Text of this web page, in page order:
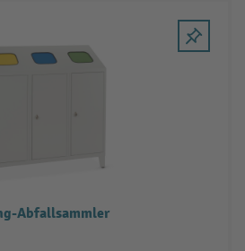
Abfallsammler